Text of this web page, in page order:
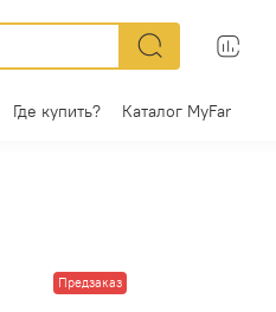
Где купить? Каталог MyFar
Предзаказ